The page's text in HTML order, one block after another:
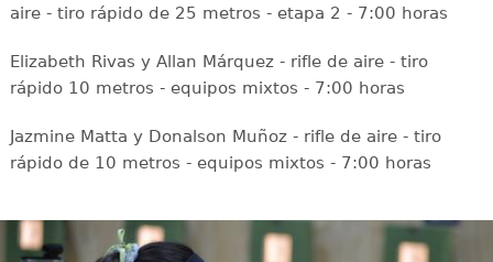
aire - tiro rápido de 25 metros - etapa 2 - 7:00 horas
Elizabeth Rivas y Allan Márquez - rifle de aire - tiro
rápido 10 metros - equipos mixtos - 7:00 horas
Jazmine Matta y Donalson Muñoz - rifle de aire - tiro
rápido de 10 metros - equipos mixtos - 7:00 horas